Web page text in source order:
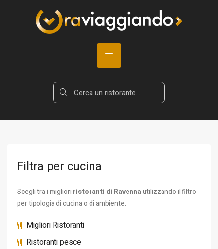
Filtra per cucina
Scegli tra i migliori ristoranti di Ravennautilizzando il filtro
per tipologia di cucina o di ambiente.
Migliori Ristoranti
Ristoranti pesce